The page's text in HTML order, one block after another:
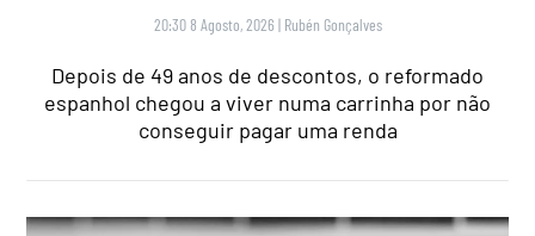
20:30 8 Agosto, 2026 | Rubén Gonçalves
Depois de 49 anos de descontos, o reformado
espanhol chegou a viver numa carrinha por não
conseguir pagar uma renda